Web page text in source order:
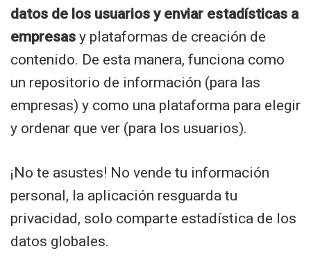
datos de los usuarios y enviar estadísticas a
empresas y plataformas de creación de
contenido. De esta manera, funciona como
un repositorio de información (para las
empresas) y como una plataforma para elegir
y ordenar que ver (para los usuarios).
¡No te asustes! No vende tu información
personal, la aplicación resguarda tu
privacidad, solo comparte estadística de los
datos globales.